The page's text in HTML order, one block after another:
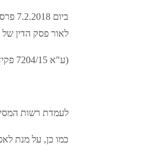
לאור פסק הדין של
(ע"א 7204/15 פקיד שומה תל אביב 4 נ' לשם ובע"א 8236/16 פקיד שומה ירושלים 1 נ' בירן מיום 2.1.2018).
לעמדת רשות המסים, הכנסה מהשכרה
כמו כן, על מנת לאפשר